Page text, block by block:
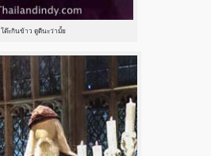
โต๊ะกินข้าว ดูดีนะว่ามั้ย